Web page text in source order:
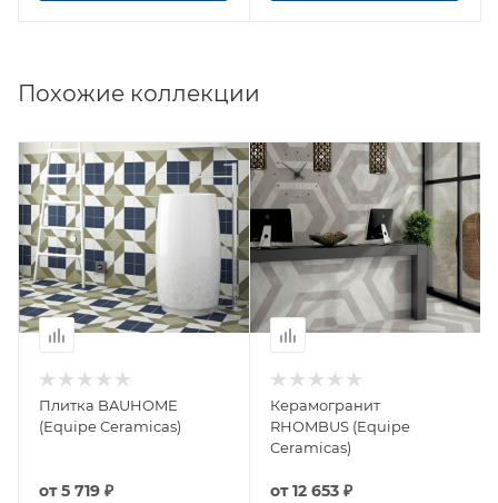
Похожие коллекции
Плитка BAUHOME
(Equipe Ceramicas)
от5 719 ₽
Керамогранит
RHOMBUS (Equipe
Ceramicas)
от12 653 ₽